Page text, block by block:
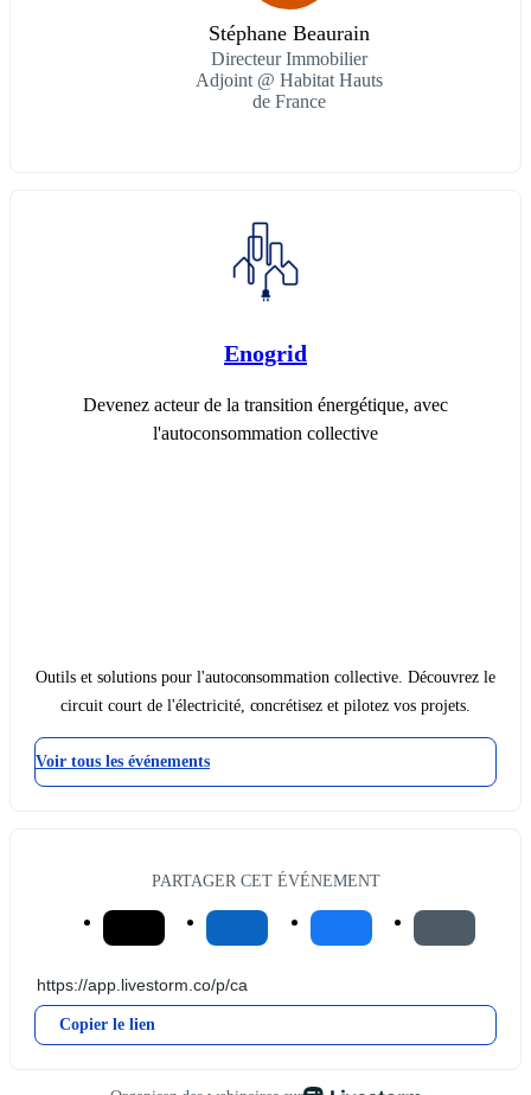
Stéphane Beaurain
Directeur Immobilier
Adjoint @ Habitat Hauts
de France
Enogrid
Devenez acteur de la transition énergétique, avec
l'autoconsommation collective
Outils et solutions pour l'autoconsommation collective. Découvrez le
circuit court de l'électricité, concrétisez et pilotez vos projets.
Voir tous les événements
PARTAGER CET ÉVÉNEMENT
Copier le lien